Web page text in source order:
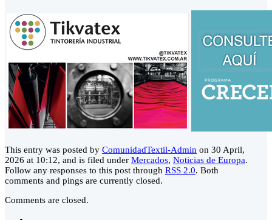
This entry was posted by ComunidadTextil-Admin on 30 April,
2026 at 10:12, and is filed under Mercados, Noticias de Europa.
Follow any responses to this post through RSS 2.0. Both
comments and pings are currently closed.
Comments are closed.